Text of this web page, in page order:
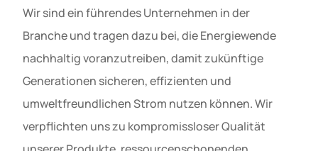
Wir sind ein führendes Unternehmen in der
Branche und tragen dazu bei, die Energiewende
nachhaltig voranzutreiben, damit zukünftige
Generationen sicheren, effizienten und
umweltfreundlichen Strom nutzen können. Wir
verpflichten uns zu kompromissloser Qualität